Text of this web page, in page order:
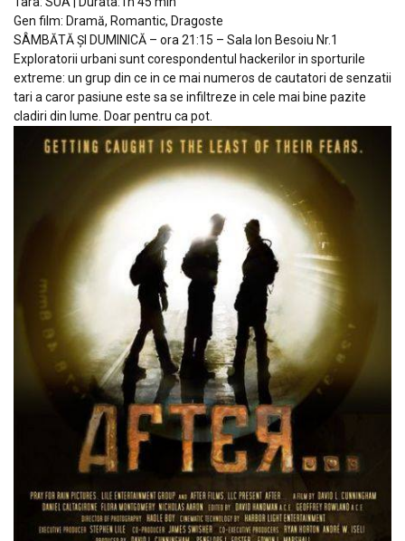
Gen film: Dramă, Romantic, Dragoste
SÂMBĂTĂ ȘI DUMINICĂ – ora 21:15 – Sala Ion Besoiu Nr.1
Exploratorii urbani sunt corespondentul hackerilor in sporturile
extreme: un grup din ce in ce mai numeros de cautatori de senzatii
tari a caror pasiune este sa se infiltreze in cele mai bine pazite
cladiri din lume. Doar pentru ca pot.